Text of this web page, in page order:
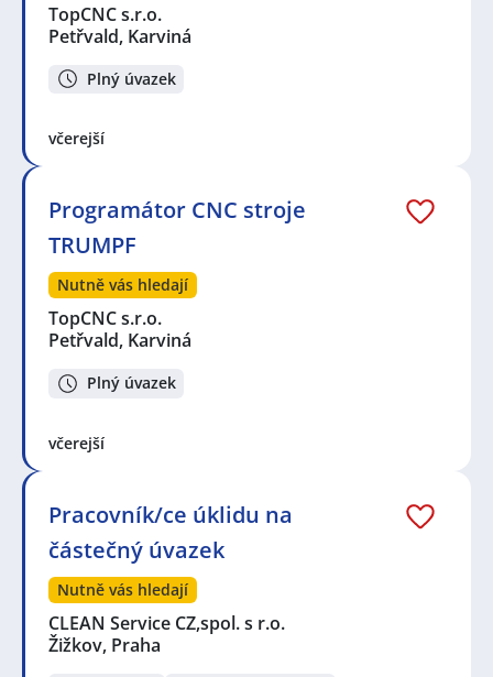
TopCNC s.r.o.
Petřvald, Karviná
Plný úvazek
včerejší
Programátor CNC stroje
TRUMPF
Nutně vás hledají
TopCNC s.r.o.
Petřvald, Karviná
Plný úvazek
včerejší
Pracovník/ce úklidu na
částečný úvazek
Nutně vás hledají
CLEAN Service CZ,spol. s r.o.
Žižkov, Praha